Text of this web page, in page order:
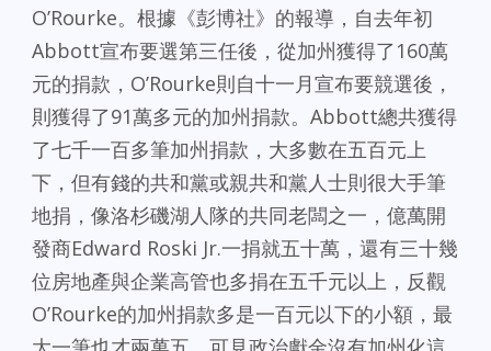
O’Rourke。根據《彭博社》的報導，自去年初
Abbott宣布要選第三任後，從加州獲得了160萬
元的捐款，O’Rourke則自十一月宣布要競選後，
則獲得了91萬多元的加州捐款。Abbott總共獲得
了七千一百多筆加州捐款，大多數在五百元上
下，但有錢的共和黨或親共和黨人士則很大手筆
地捐，像洛杉磯湖人隊的共同老闆之一，億萬開
發商Edward Roski Jr.一捐就五十萬，還有三十幾
位房地產與企業高管也多捐在五千元以上，反觀
O’Rourke的加州捐款多是一百元以下的小額，最